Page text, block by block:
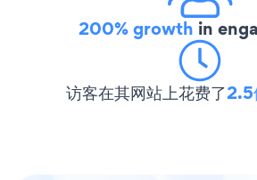
200% growth in
访客在其网站上花费了2.5